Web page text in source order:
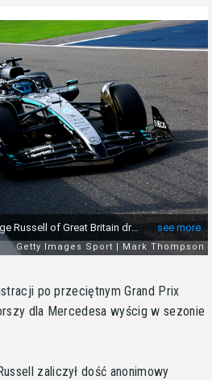
po przeciętnym Grand Prix
dla Mercedesa wyścig w sezonie
zaliczył dość anonimowy